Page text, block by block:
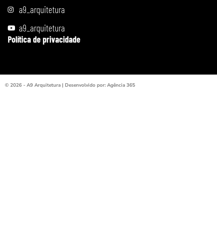
a9_arquitetura
a9_arquitetura
Política de privacidade
© 2026 - A9 Arquitetura | Desenvolvido por: Agência 365